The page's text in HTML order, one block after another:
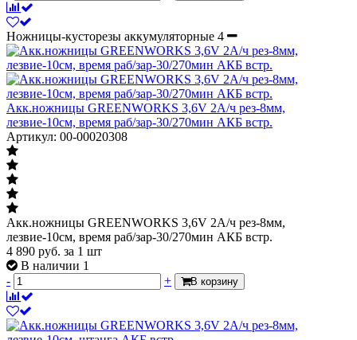
Ножницы-кусторезы аккумуляторные 4
Акк.ножницы GREENWORKS 3,6V 2А/ч рез-8мм,
лезвие-10см, время раб/зар-30/270мин АКБ встр.
Артикул: 00-00020308
Акк.ножницы GREENWORKS 3,6V 2А/ч рез-8мм,
лезвие-10см, время раб/зар-30/270мин АКБ встр.
4 890 руб. за 1 шт
В наличии 1
-
+ В корзину